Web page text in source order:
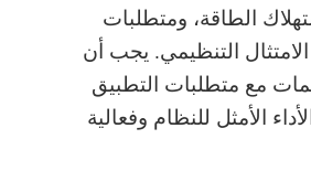
الطاقة، ومتطلبات
التنظيمي. يجب أن
مع متطلبات التطبيق
الأمثل للنظام وفعالية